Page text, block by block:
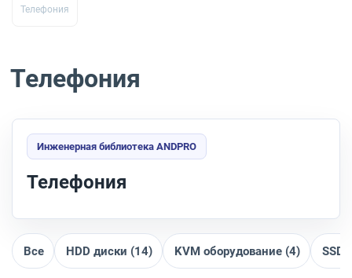
Телефония
Телефония
Инженерная библиотека ANDPRO
Телефония
Все HDD диски (14) KVM оборудование (4) SSD